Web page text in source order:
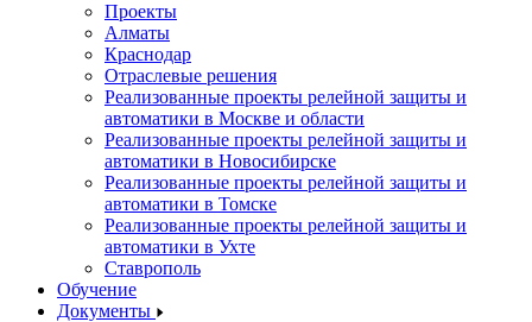
Проекты
Алматы
Краснодар
Отраслевые решения
Реализованные проекты релейной защиты и
автоматики в Москве и области
Реализованные проекты релейной защиты и
автоматики в Новосибирске
Реализованные проекты релейной защиты и
автоматики в Томске
Реализованные проекты релейной защиты и
автоматики в Ухте
Ставрополь
Обучение
Документы